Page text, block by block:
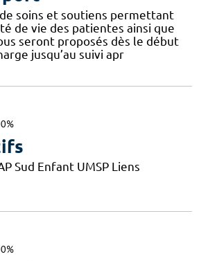
soins et soutiens permettant
de vie des patientes ainsi que
seront proposés dès le début
jusqu’au suivi apr
Sud Enfant UMSP Liens